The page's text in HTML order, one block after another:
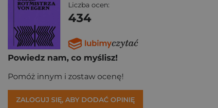
Liczba ocen:
434
Powiedz nam, co myślisz!
Pomóż innym i zostaw ocenę!
ZALOGUJ SIĘ, ABY DODAĆ OPINIĘ